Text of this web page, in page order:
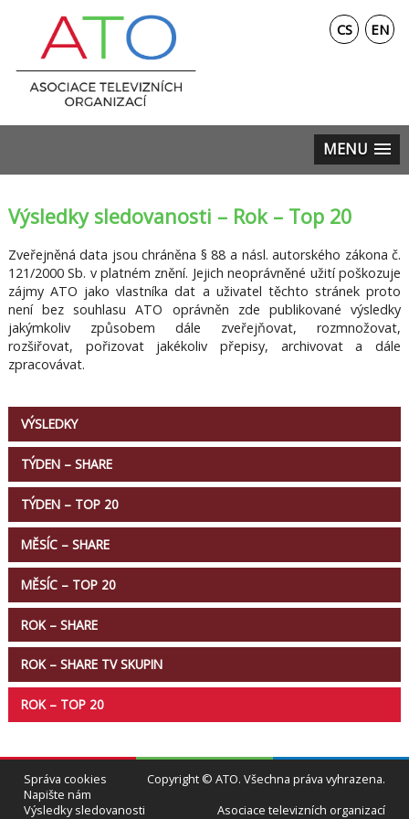
CS EN
MENU
Výsledky sledovanosti – Rok – Top 20
Zveřejněná data jsou chráněna § 88 a násl. autorského zákona č.
121/2000 Sb. v platném znění. Jejich neoprávněné užití poškozuje
zájmy ATO jako vlastníka dat a uživatel těchto stránek proto
není bez souhlasu ATO oprávněn zde publikované výsledky
jakýmkoliv způsobem dále zveřejňovat, rozmnožovat,
rozšiřovat, pořizovat jakékoliv přepisy, archivovat a dále
zpracovávat.
VÝSLEDKY
TÝDEN – SHARE
TÝDEN – TOP 20
MĚSÍC – SHARE
MĚSÍC – TOP 20
ROK – SHARE
ROK – SHARE TV SKUPIN
ROK – TOP 20
Správa cookies
Napište nám
Výsledky sledovanosti
Copyright © ATO. Všechna práva vyhrazena.
Asociace televizních organizací